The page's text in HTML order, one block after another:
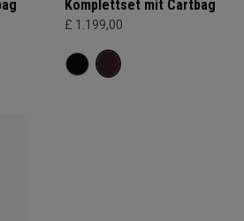
Komplettset mit Cartbag
£ 1.199,00